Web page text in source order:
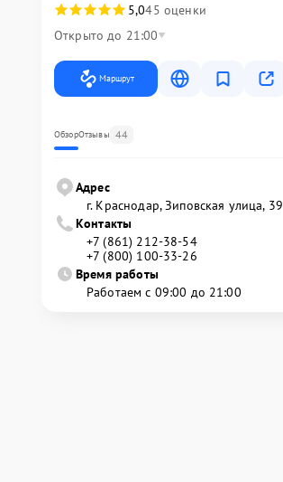
5,045 оценки
Открыто до 21:00
Маршрут
ОбзорОтзывы 44
Адрес
г. Краснодар, Зиповская улица, 39
Контакты
+7 (861) 212-38-54
+7 (800) 100-33-26
Время работы
Работаем с 09:00 до 21:00